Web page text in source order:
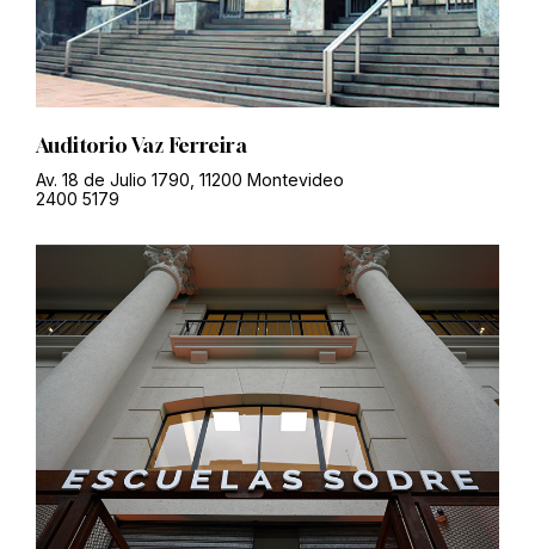
Auditorio Vaz Ferreira
Av. 18 de Julio 1790, 11200 Montevideo
2400 5179